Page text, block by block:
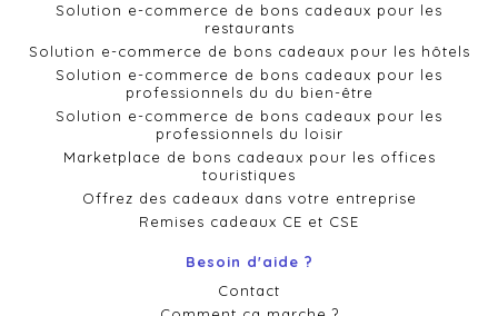
Solution e-commerce de bons cadeaux pour les
restaurants
Solution e-commerce de bons cadeaux pour les hôtels
Solution e-commerce de bons cadeaux pour les
professionnels du du bien-être
Solution e-commerce de bons cadeaux pour les
professionnels du loisir
Marketplace de bons cadeaux pour les offices
touristiques
Offrez des cadeaux dans votre entreprise
Remises cadeaux CE et CSE
Besoin d'aide ?
Contact